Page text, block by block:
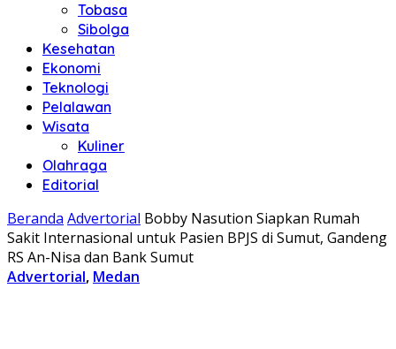
Tobasa
Sibolga
Kesehatan
Ekonomi
Teknologi
Pelalawan
Wisata
Kuliner
Olahraga
Editorial
Beranda Advertorial Bobby Nasution Siapkan Rumah
Sakit Internasional untuk Pasien BPJS di Sumut, Gandeng
RS An-Nisa dan Bank Sumut
Advertorial, Medan